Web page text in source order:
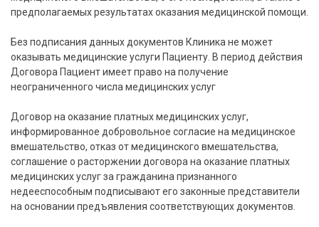
предполагаемых результатах оказания медицинской помощи.
Без подписания данных документов Клиника не может
оказывать медицинские услуги Пациенту. В период действия
Договора Пациент имеет право на получение
неограниченного числа медицинских услуг
Договор на оказание платных медицинских услуг,
информированное добровольное согласие на медицинское
вмешательство, отказ от медицинского вмешательства,
соглашение о расторжении договора на оказание платных
медицинских услуг за гражданина признанного
недееспособным подписывают его законные представители
на основании предъявления соответствующих документов.